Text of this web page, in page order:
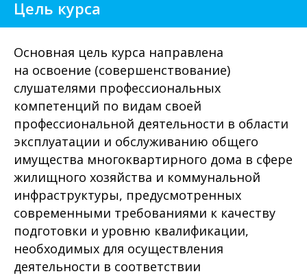
Цель курса
Основная цель курса направлена
на освоение (совершенствование)
слушателями профессиональных
компетенций по видам своей
профессиональной деятельности в области
эксплуатации и обслуживанию общего
имущества многоквартирного дома в сфере
жилищного хозяйства и коммунальной
инфраструктуры, предусмотренных
современными требованиями к качеству
подготовки и уровню квалификации,
необходимых для осуществления
деятельности в соответствии